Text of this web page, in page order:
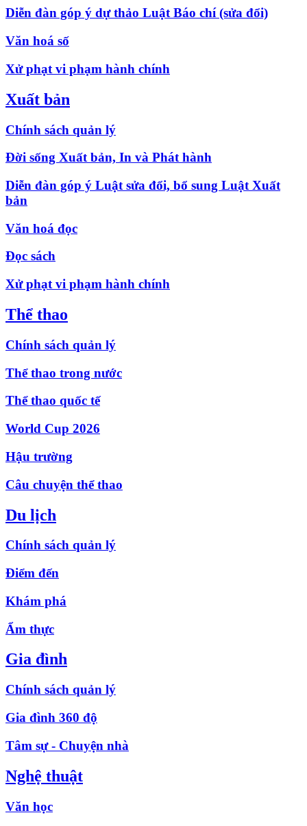
Diễn đàn góp ý dự thảo Luật Báo chí (sửa đổi)
Văn hoá số
Xử phạt vi phạm hành chính
Xuất bản
Chính sách quản lý
Đời sống Xuất bản, In và Phát hành
Diễn đàn góp ý Luật sửa đổi, bổ sung Luật Xuất
bản
Văn hoá đọc
Đọc sách
Xử phạt vi phạm hành chính
Thể thao
Chính sách quản lý
Thể thao trong nước
Thể thao quốc tế
World Cup 2026
Hậu trường
Câu chuyện thể thao
Du lịch
Chính sách quản lý
Điểm đến
Khám phá
Ẩm thực
Gia đình
Chính sách quản lý
Gia đình 360 độ
Tâm sự - Chuyện nhà
Nghệ thuật
Văn học